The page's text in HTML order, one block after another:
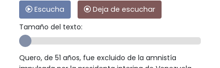
Escucha
Deja de escuchar
Tamaño del texto:
Quero, de 51 años, fue excluido de la amnistía